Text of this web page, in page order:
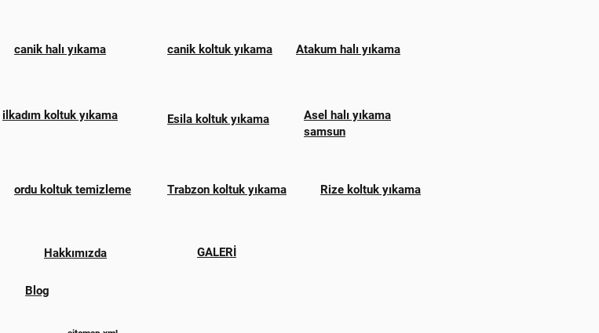
canik halı yıkama canik koltuk yıkama Atakum halı yıkama
ilkadım koltuk yıkama Esila koltuk yıkama
Asel halı yıkama
samsun
ordu koltuk temizleme Trabzon koltuk yıkama Rize koltuk yıkama
Hakkımızda GALERİ
Blog